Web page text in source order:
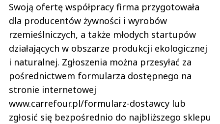
Swoją ofertę współpracy firma przygotowała
dla producentów żywności i wyrobów
rzemieślniczych, a także młodych startupów
działających w obszarze produkcji ekologicznej
i naturalnej. Zgłoszenia można przesyłać za
pośrednictwem formularza dostępnego na
stronie internetowej
www.carrefour.pl/formularz-dostawcy lub
zgłosić się bezpośrednio do najbliższego sklepu